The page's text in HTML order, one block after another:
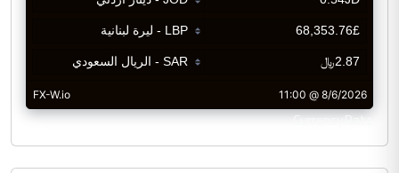
CurrencyRate